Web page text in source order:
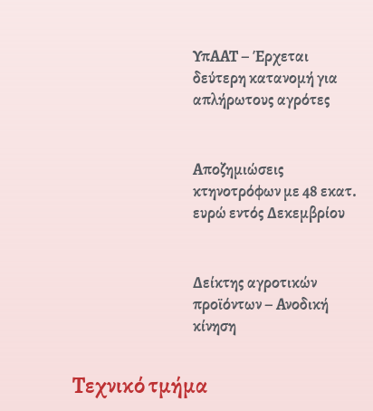
ΥπΑΑΤ – Έρχεται
δεύτερη κατανομή για
απλήρωτους αγρότες
Αποζημιώσεις
κτηνοτρόφων με 48 εκατ.
ευρώ εντός Δεκεμβρίου
Δείκτης αγροτικών
προϊόντων – Ανοδική
κίνηση
Τεχνικό τμήμα